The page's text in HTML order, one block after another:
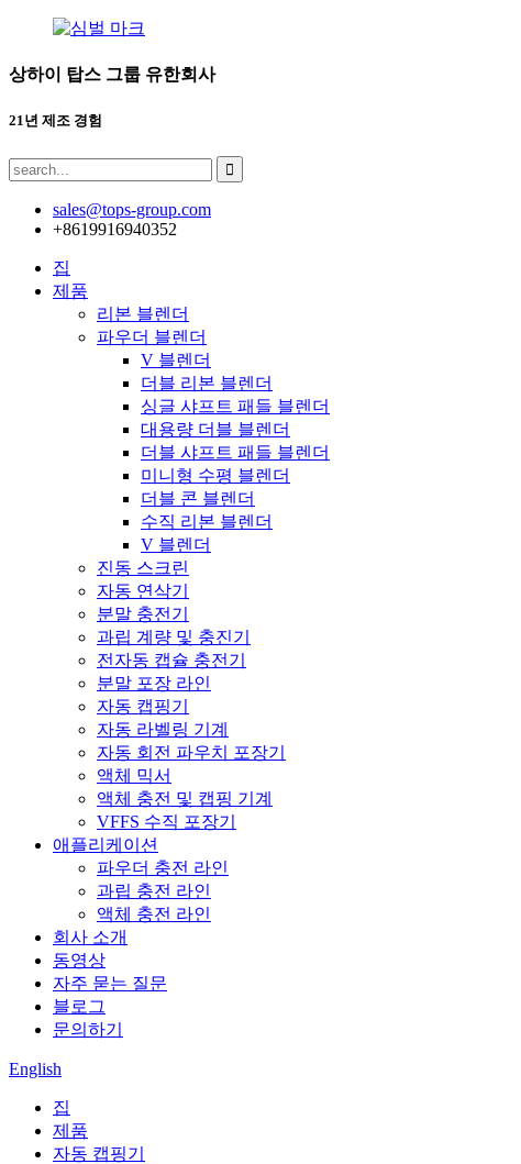
상하이 탑스 그룹 유한회사
21년 제조 경험
sales@tops-group.com
+8619916940352
집
제품
리본 블렌더
파우더 블렌더
V 블렌더
더블 리본 블렌더
싱글 샤프트 패들 블렌더
대용량 더블 블렌더
더블 샤프트 패들 블렌더
미니형 수평 블렌더
더블 콘 블렌더
수직 리본 블렌더
V 블렌더
진동 스크린
자동 연삭기
분말 충전기
과립 계량 및 충진기
전자동 캡슐 충전기
분말 포장 라인
자동 캡핑기
자동 라벨링 기계
자동 회전 파우치 포장기
액체 믹서
액체 충전 및 캡핑 기계
VFFS 수직 포장기
애플리케이션
파우더 충전 라인
과립 충전 라인
액체 충전 라인
회사 소개
동영상
자주 묻는 질문
블로그
문의하기
English
집
제품
자동 캡핑기